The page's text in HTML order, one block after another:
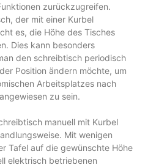
zurückzugreifen.
der mit einer Kurbel
es, die Höhe des Tisches
Dies kann besonders
den schreibtisch periodisch
Position ändern möchte, um
Arbeitsplatzes nach
zu sein.
manuell mit Kurbel
Mit wenigen
Tafel auf die gewünschte Höhe
elektrisch betriebenen